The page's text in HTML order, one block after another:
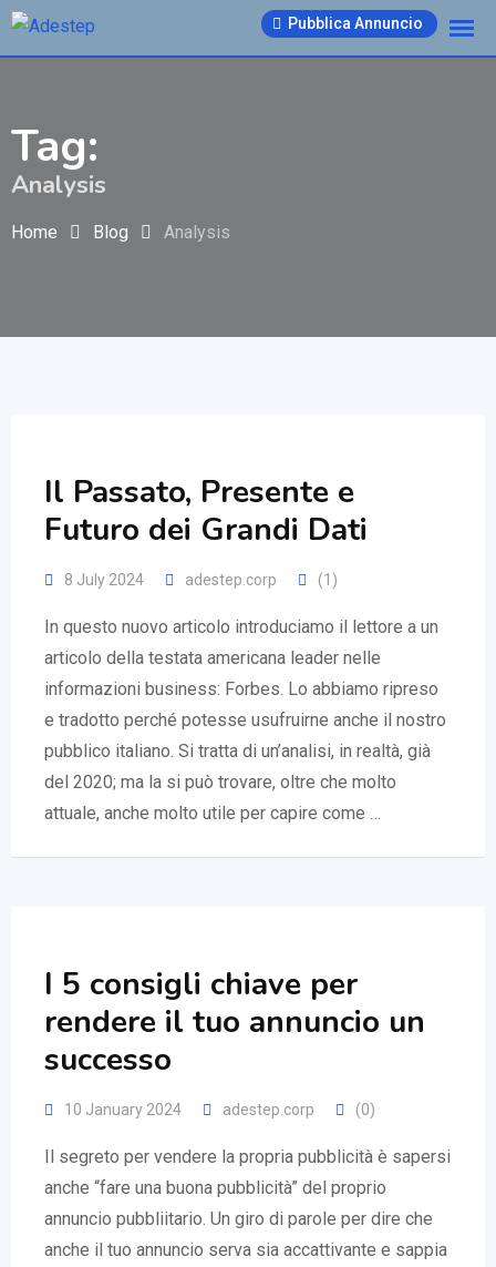
Skip
Pubblica Annuncio
Tag:
Analysis
Home Blog Analysis
Il Passato, Presente e
Futuro dei Grandi Dati
8 July 2024 adestep.corp (1)
In questo nuovo articolo introduciamo il lettore a un
articolo della testata americana leader nelle
informazioni business: Forbes. Lo abbiamo ripreso
e tradotto perché potesse usufruirne anche il nostro
pubblico italiano. Si tratta di un’analisi, in realtà, già
del 2020; ma la si può trovare, oltre che molto
attuale, anche molto utile per capire come …
I 5 consigli chiave per
rendere il tuo annuncio un
successo
10 January 2024 adestep.corp (0)
Il segreto per vendere la propria pubblicità è sapersi
anche “fare una buona pubblicità” del proprio
annuncio pubbliitario. Un giro di parole per dire che
anche il tuo annuncio serva sia accattivante e sappia